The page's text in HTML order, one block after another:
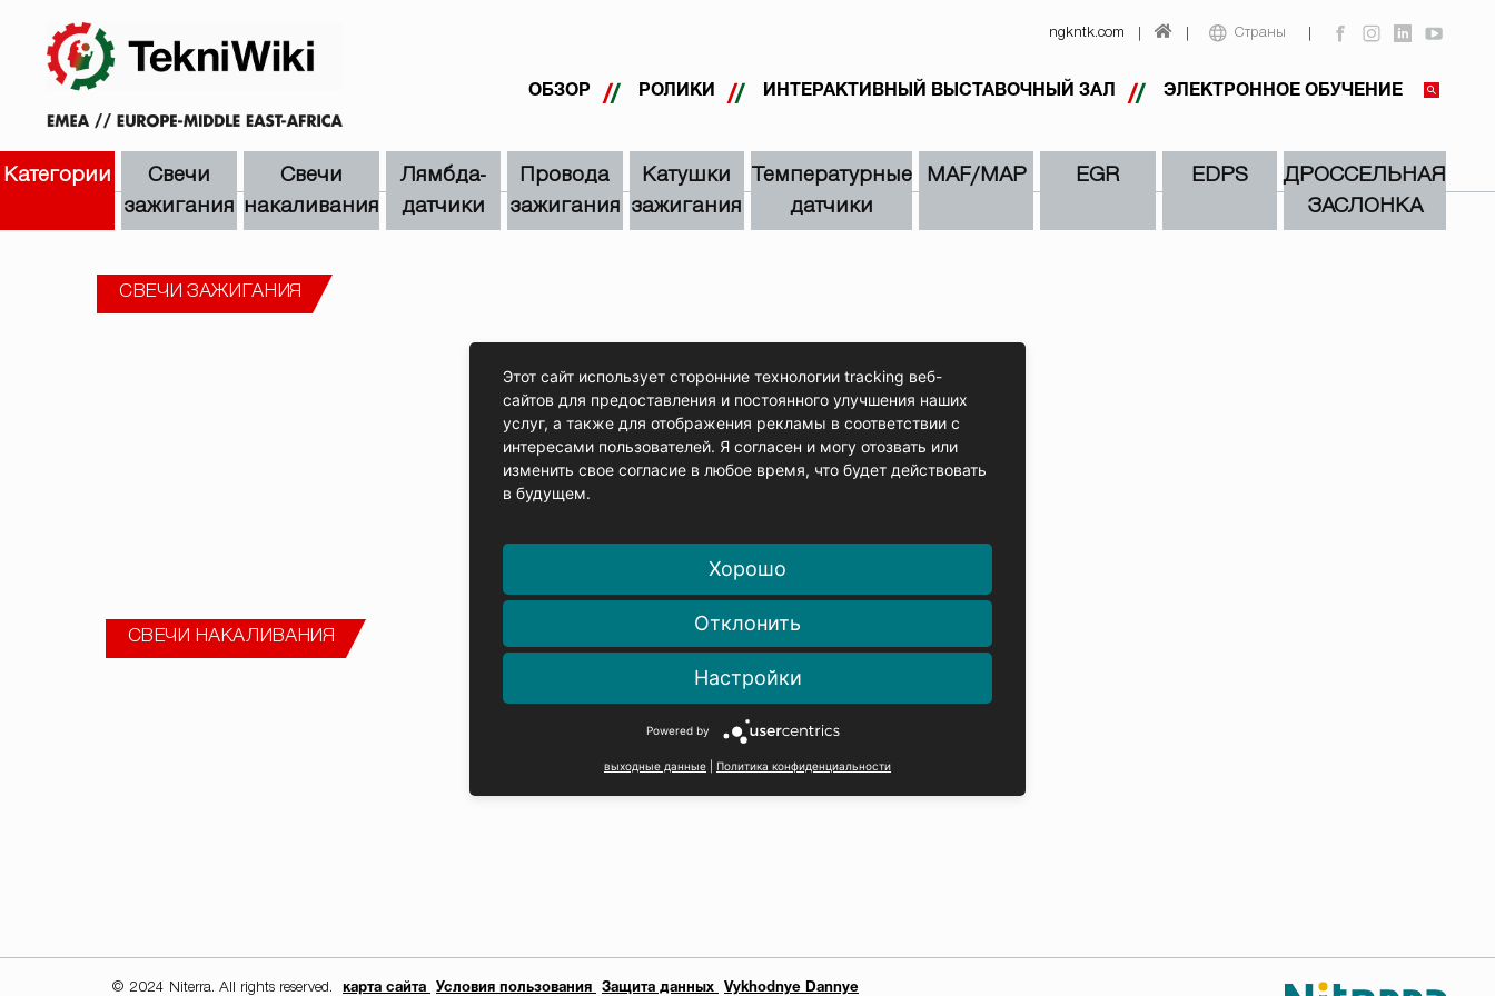
ngkntk.com Страны
ОБЗОР РОЛИКИ ИНТЕРАКТИВНЫЙ ВЫСТАВОЧНЫЙ ЗАЛ ЭЛЕКТРОННОЕ ОБУЧЕНИЕ
Категории
Свечи
зажигания
Свечи
накаливания
Лямбда-
датчики
Провода
зажигания
Катушки
зажигания
Температурные
датчики
MAF/MAP EGR EDPS
ДРОССЕЛЬНАЯ
ЗАСЛОНКА
СВЕЧИ ЗАЖИГАНИЯ
СВЕЧИ НАКАЛИВАНИЯ
ЛЯМБДА-ДАТЧИКИ
© 2024 Niterra. All rights reserved. карта сайта Условия пользования Защита данных Vykhodnye Dannye
Этот сайт использует сторонние технологии tracking веб-
сайтов для предоставления и постоянного улучшения наших
услуг, а также для отображения рекламы в соответствии с
интересами пользователей. Я согласен и могу отозвать или
изменить свое согласие в любое время, что будет действовать
в будущем.
Хорошо
Отклонить
Настройки
Powered by
выходные данные Политика конфиденциальности